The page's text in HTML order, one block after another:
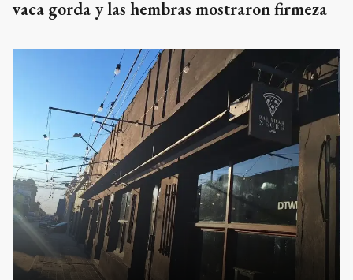
vaca gorda y las hembras mostraron firmeza